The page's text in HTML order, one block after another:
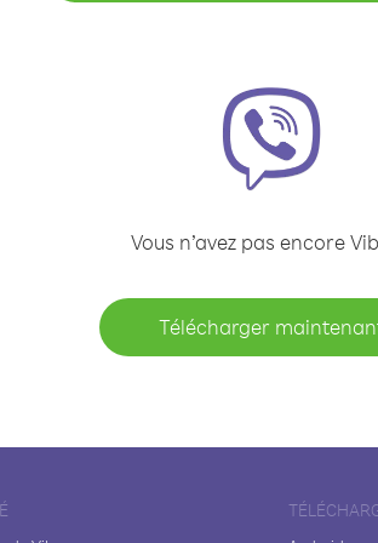
Vous n’avez pas encore
Télécharger